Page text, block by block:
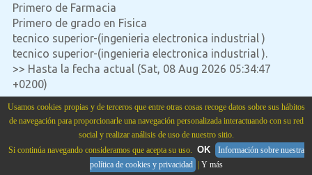
Usamos cookies propias y de terceros que entre otras cosas recoge datos sobre sus hábitos
de navegación para proporcionarle una navegación personalizada interactuando con su red
social y realizar análisis de uso de nuestro sitio.
Si continúa navegando consideramos que acepta su uso. OK
Información sobre nuestra
política de cookies y privacidad
Y más
Primero de Farmacia
Primero de grado en Fisica
tecnico superior-(ingenieria electronica industrial )
tecnico superior-(ingenieria electronica industrial ).
>> Hasta la fecha actual (Sat, 08 Aug 2026 05:34:47
+0200)
situada en
Spain,Teléfono:915151321.cartagena99.com
Ver Consultas Recibidas Ver Currículums Recibidos